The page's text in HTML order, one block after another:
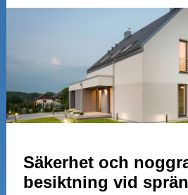
Säkerhet och
besiktning vid